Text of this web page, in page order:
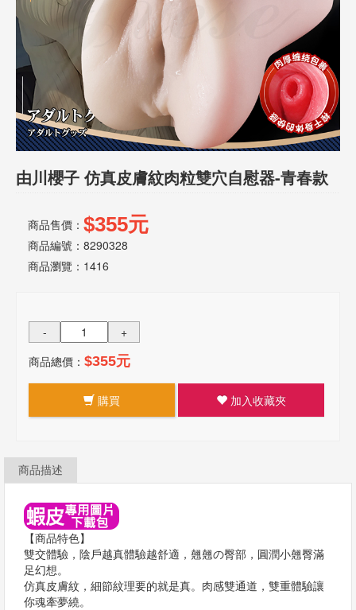
訊
批
說
明
由川櫻子 仿真皮膚紋肉粒雙穴自慰器-青春款
商品售價： $355元
商品編號：8290328
商品瀏覽： 1416
-
+
商品總價： $355元
購買 加入收藏夾
商品描述
【商品特色】
雙交體驗，陰戶越真體驗越舒適，翹翹の臀部，圓潤小翹臀滿
足幻想。
仿真皮膚紋，細節紋理要的就是真。肉感雙通道，雙重體驗讓
你魂牽夢繞。